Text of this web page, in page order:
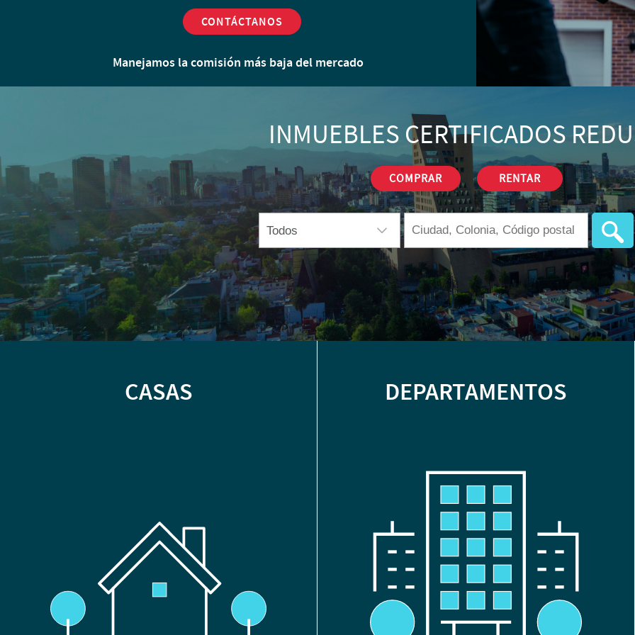
CONTÁCTANOS
Manejamos la comisión más baja del mercado
INMUEBLES CERTIFICADOS
COMPRAR RENTAR
CASAS DEPARTAMENTOS